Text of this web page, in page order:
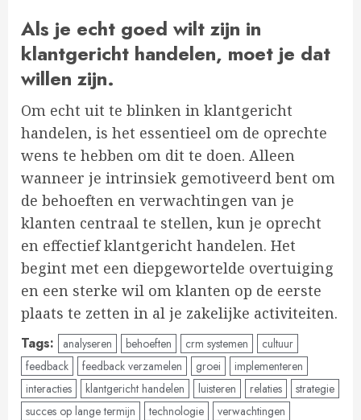
Als je echt goed wilt zijn in
klantgericht handelen, moet je dat
willen zijn.
Om echt uit te blinken in klantgericht
handelen, is het essentieel om de oprechte
wens te hebben om dit te doen. Alleen
wanneer je intrinsiek gemotiveerd bent om
de behoeften en verwachtingen van je
klanten centraal te stellen, kun je oprecht
en effectief klantgericht handelen. Het
begint met een diepgewortelde overtuiging
en een sterke wil om klanten op de eerste
plaats te zetten in al je zakelijke activiteiten.
Tags: analyseren behoeften crm systemen
cultuur
feedback
feedback verzamelen groei
implementeren
interacties
klantgericht handelen luisteren relaties
strategie
succes op lange termijn
technologie
verwachtingen